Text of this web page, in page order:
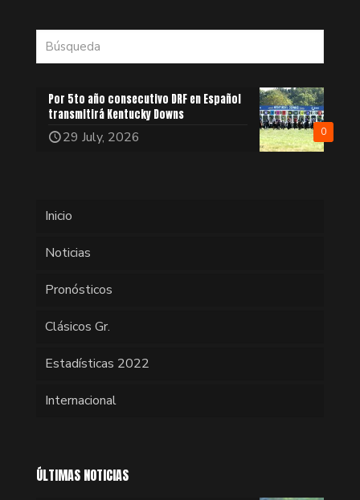
0
Por 5to año consecutivo DRF en Español
transmitirá Kentucky Downs
29 July, 2026
Inicio
Noticias
Pronósticos
Clásicos Gr.
Estadísticas 2022
Internacional
ÚLTIMAS NOTICIAS